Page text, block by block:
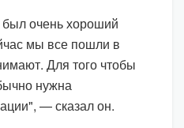
очень хороший
мы все пошли в
Для того чтобы
нужна
— сказал он.